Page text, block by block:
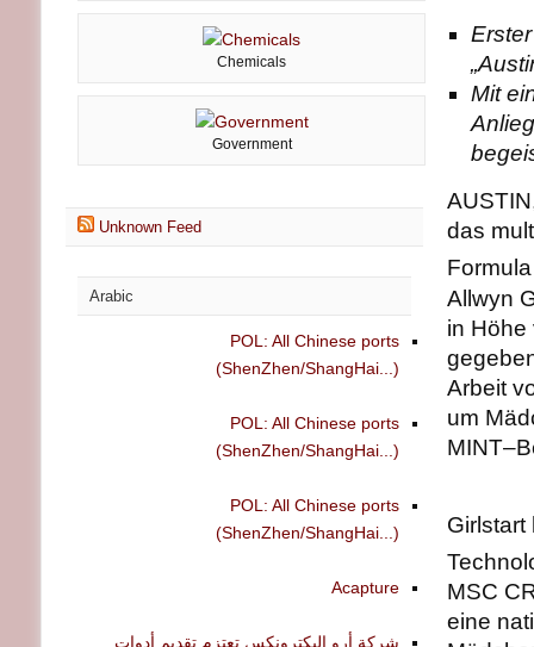
Mit
das
Allwyn
in Höhe
Arbeit
um
MSC
eine
Chemicals
Government
Unknown Feed
Arabic
POL: All Chinese ports
(ShenZhen/ShangHai...)
POL: All Chinese ports
(ShenZhen/ShangHai...)
POL: All Chinese ports
(ShenZhen/ShangHai...)
Acapture
شركة أرو إليكترونكس تعتزم تقديم أدوات